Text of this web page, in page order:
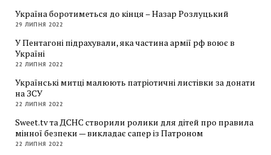
Україна боротиметься до кінця – Назар Розлуцький
29 ЛИПНЯ 2022
У Пентагоні підрахували, яка частина армії рф воює в
Україні
22 ЛИПНЯ 2022
Українські митці малюють патріотичні листівки за донати
на ЗСУ
22 ЛИПНЯ 2022
Sweet.tv та ДСНС створили ролики для дітей про правила
мінної безпеки — викладає сапер із Патроном
22 ЛИПНЯ 2022